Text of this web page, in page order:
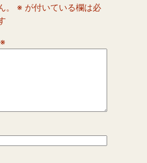
。
※ が付いている欄は必
※